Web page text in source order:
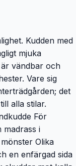
Kudden med
mjuka
vändbar och
Vare sig
det
alla stilar.
För
madrass i
Olika
en enfärgad sida